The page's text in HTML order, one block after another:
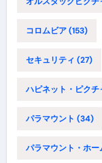
コロムビア(153)
セキュリティ (27)
ハピネット・ピクチ
パラマウント (34)
パラマウント・ホ